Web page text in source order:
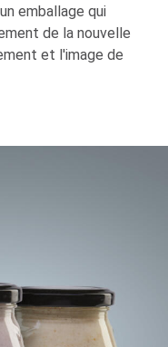
emballage qui
de la nouvelle
et l'image de